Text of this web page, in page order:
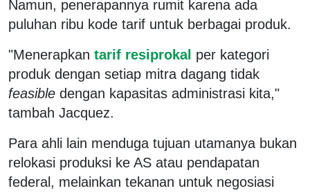
Namun, penerapannya rumit karena ada
puluhan ribu kode tarif untuk berbagai produk.
"Menerapkan tarif resiprokal per kategori
produk dengan setiap mitra dagang tidak
feasible dengan kapasitas administrasi kita,"
tambah Jacquez.
Para ahli lain menduga tujuan utamanya bukan
relokasi produksi ke AS atau pendapatan
federal, melainkan tekanan untuk negosiasi